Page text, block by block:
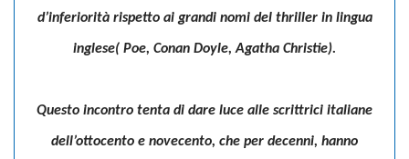
d’inferiorità rispetto ai grandi nomi del thriller in lingua
inglese( Poe, Conan Doyle, Agatha Christie).
Questo incontro tenta di dare luce alle scrittrici italiane
dell’ottocento e novecento, che per decenni, hanno